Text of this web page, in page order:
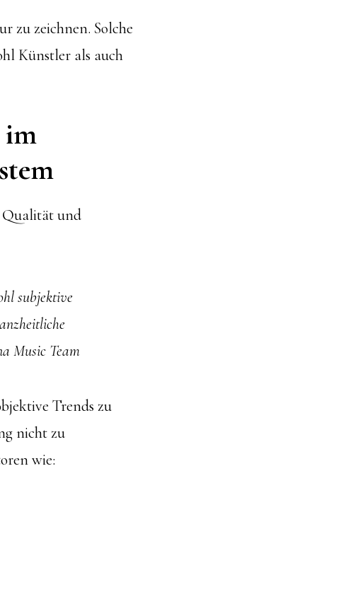
zu zeichnen. Solche
Künstler als auch
im
Qualität und
subjektive
Music Team
Trends zu
nicht zu
wie: